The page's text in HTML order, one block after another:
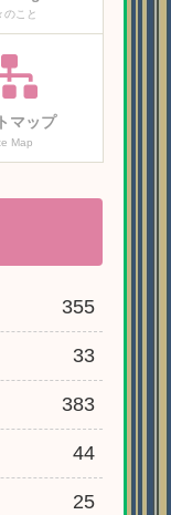
のこと
マップ
Map
355
33
383
44
25